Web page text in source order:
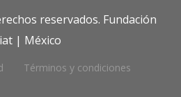
reservados. Fundación
| México
Términos y condiciones